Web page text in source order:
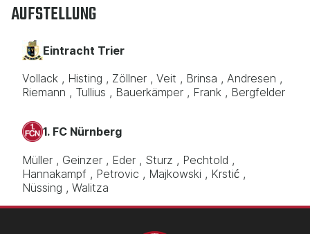
AUFSTELLUNG
Eintracht Trier
Vollack Histing Zöllner Veit Brinsa
Andresen
Riemann
Tullius Bauerkämper Frank Bergfelder
1. FC Nürnberg
Müller Geinzer Eder Sturz
Pechtold
Hannakampf
Petrovic Majkowski
Krstić
Nüssing
Walitza